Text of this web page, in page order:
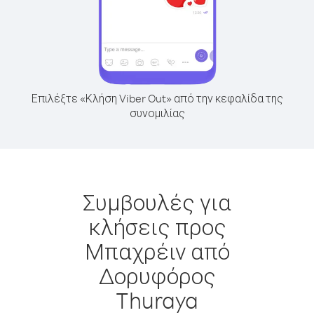
Επιλέξτε «Κλήση Viber Out» από την κεφαλίδα της
συνομιλίας
Συμβουλές για
κλήσεις προς
Μπαχρέιν από
Δορυφόρος
Thuraya